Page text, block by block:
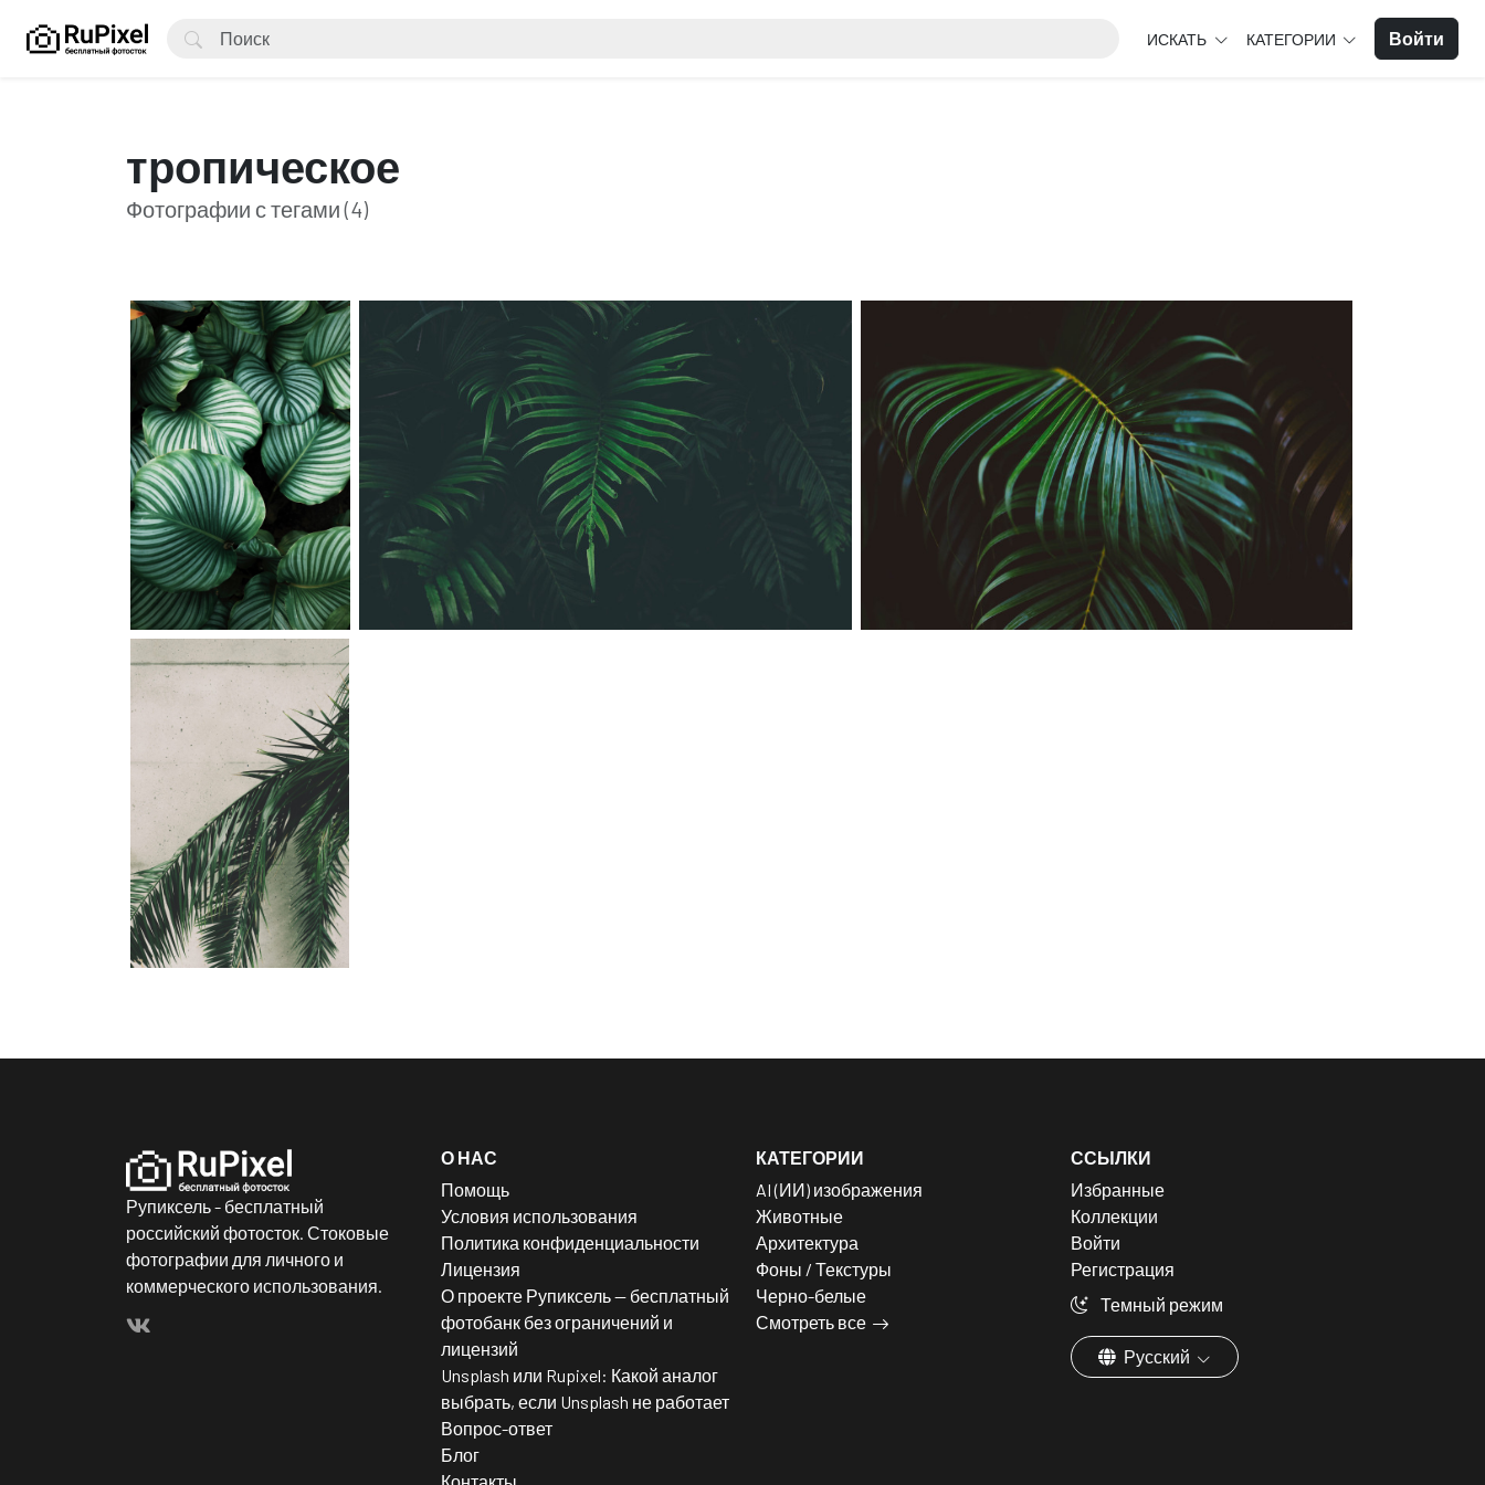
ИСКАТЬ КАТЕГОРИИ Войти
тропическое
Фотографии с тегами (4)
Рупиксель - бесплатный
российский фотосток. Стоковые
фотографии для личного и
коммерческого использования.
О НАС
Помощь
Условия использования
Политика конфиденциальности
Лицензия
О проекте Рупиксель — бесплатный
фотобанк без ограничений и
лицензий
Unsplash или Rupixel: Какой аналог
выбрать, если Unsplash не работает
Вопрос-ответ
Блог
КАТЕГОРИИ
AI (ИИ) изображения
Животные
Архитектура
Фоны / Текстуры
Черно-белые
Смотреть все
ССЫЛКИ
Избранные
Коллекции
Войти
Регистрация
Темный режим
Русский